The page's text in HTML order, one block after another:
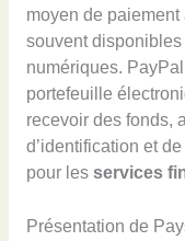
moyen de
souvent
numériques.
portefeuille
recevoir des fonds,
d’identification et
pour les services
Présentation de